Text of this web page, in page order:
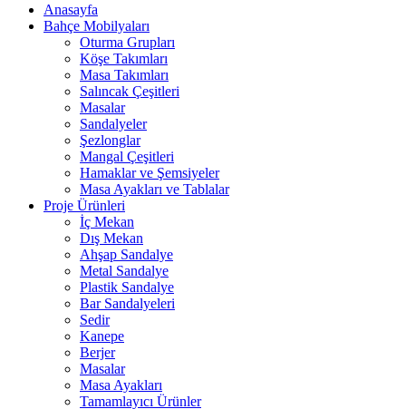
Anasayfa
Bahçe Mobilyaları
Oturma Grupları
Köşe Takımları
Masa Takımları
Salıncak Çeşitleri
Masalar
Sandalyeler
Şezlonglar
Mangal Çeşitleri
Hamaklar ve Şemsiyeler
Masa Ayakları ve Tablalar
Proje Ürünleri
İç Mekan
Dış Mekan
Ahşap Sandalye
Metal Sandalye
Plastik Sandalye
Bar Sandalyeleri
Sedir
Kanepe
Berjer
Masalar
Masa Ayakları
Tamamlayıcı Ürünler